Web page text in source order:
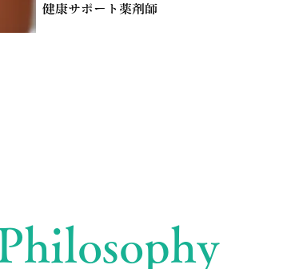
健康サポート薬剤師